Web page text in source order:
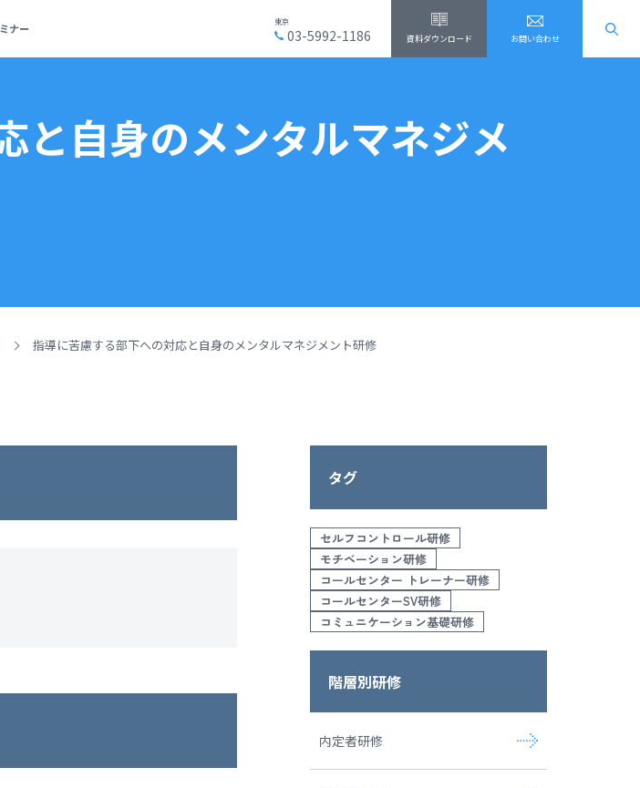
ナー
東京
03-5992-1186 資料ダウンロード お問い合わせ
と自身のメンタルマネジメ
指導に苦慮する部下への対応と自身のメンタルマネジメント研修
タグ
セルフコントロール研修
モチベーション研修
コールセンター トレーナー研修
コールセンターSV研修
コミュニケーション基礎研修
階層別研修
内定者研修